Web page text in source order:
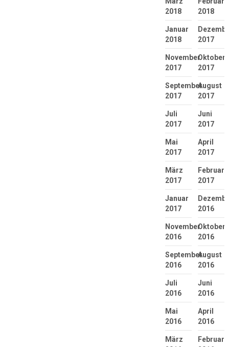
2018
2018
Januar
2018
2017
November
2017
Oktober
2017
September
2017
August
2017
Juli
2017
Juni
2017
Mai
2017
April
2017
März
2017
Februar
2017
Januar
2017
2016
November
2016
Oktober
2016
September
2016
August
2016
Juli
2016
Juni
2016
Mai
2016
April
2016
März
Februar